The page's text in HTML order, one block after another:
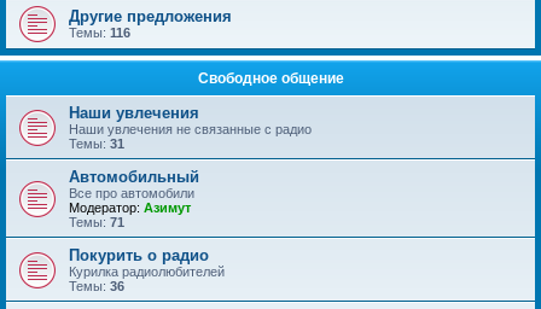
Другие предложения
Темы: 116
Свободное общение
Наши увлечения
Наши увлечения не связанные с радио
Темы: 31
Автомобильный
Все про автомобили
Модератор: Азимут
Темы: 71
Покурить о радио
Курилка радиолюбителей
Темы: 36